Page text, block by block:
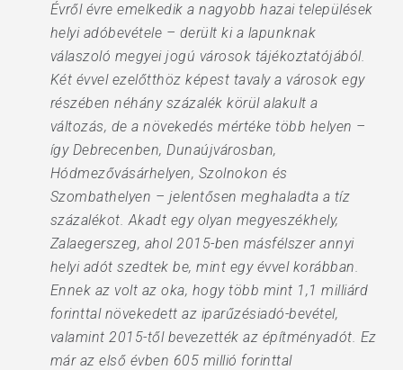
Évről évre emelkedik a nagyobb hazai települések
helyi adóbevétele – derült ki a lapunknak
válaszoló megyei jogú városok tájékoztatójából.
Két évvel ezelőtthöz képest tavaly a városok egy
részé­ben néhány százalék körül alakult a
változás, de a növekedés mértéke több helyen –
így Debrecenben, Dunaújvárosban,
Hódmezővásárhelyen, Szolnokon és
Szombathelyen – jelentősen meghaladta a tíz
százalékot. Akadt egy olyan megyeszékhely,
Zalaegerszeg, ahol 2015-ben másfélszer annyi
helyi adót szedtek be, mint egy évvel korábban.
Ennek az volt az oka, hogy több mint 1,1 milliárd
forinttal növekedett az iparűzésiadó-bevétel,
valamint 2015-től bevezették az építményadót. Ez
már az első évben 605 millió forinttal